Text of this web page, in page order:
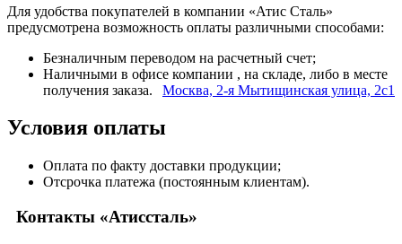
Для удобства покупателей в компании «Атис Сталь»
предусмотрена возможность оплаты различными способами:
Безналичным переводом на расчетный счет;
Наличными в офисе компании
Москва, 2-я Мытищинская улица, 2с1
, на складе, либо в месте
получения заказа.
Условия оплаты
Оплата по факту доставки продукции;
Отсрочка платежа (постоянным клиентам).
Контакты «Атиссталь»